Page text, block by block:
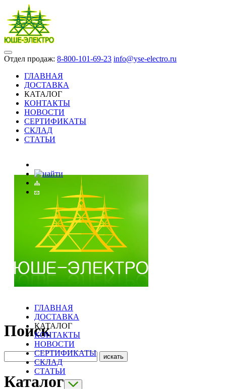
Отдел продаж: 8-800-101-69-23 info@yse-electro.ru
ГЛАВНАЯ
ДОСТАВКА
КАТАЛОГ
КОНТАКТЫ
НОВОСТИ
СЕРТИФИКАТЫ
СКЛАД
СТАТЬИ
ГЛАВНАЯ
ДОСТАВКА
КАТАЛОГ
КОНТАКТЫ
НОВОСТИ
СЕРТИФИКАТЫ
СКЛАД
СТАТЬИ
Поиск
Каталог